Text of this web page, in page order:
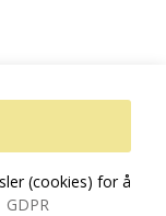
(cookies) for å
GDPR